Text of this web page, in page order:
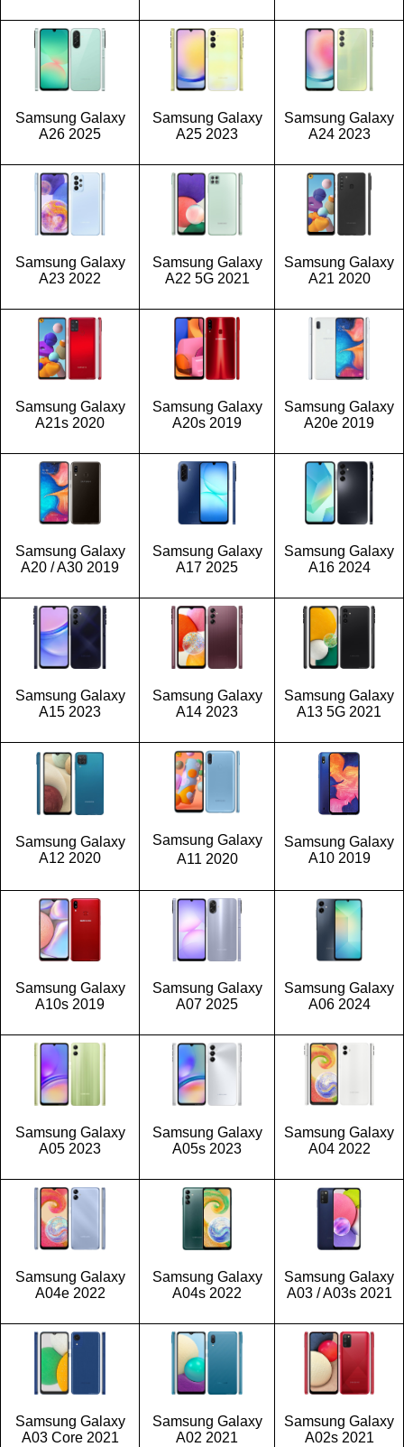
Samsung Galaxy
A26 2025
Samsung Galaxy
A25 2023
Samsung Galaxy
A24 2023
Samsung Galaxy
A23 2022
Samsung Galaxy
A22 5G 2021
Samsung Galaxy
A21 2020
Samsung Galaxy
A21s 2020
Samsung Galaxy
A20s 2019
Samsung Galaxy
A20e 2019
Samsung Galaxy
A20 / A30 2019
Samsung Galaxy
A17 2025
Samsung Galaxy
A16 2024
Samsung Galaxy
A15 2023
Samsung Galaxy
A14 2023
Samsung Galaxy
A13 5G 2021
Samsung Galaxy
A12 2020
Samsung Galaxy
A11 2020
Samsung Galaxy
A10 2019
Samsung Galaxy
A10s 2019
Samsung Galaxy
A07 2025
Samsung Galaxy
A06 2024
Samsung Galaxy
A05 2023
Samsung Galaxy
A05s 2023
Samsung Galaxy
A04 2022
Samsung Galaxy
A04e 2022
Samsung Galaxy
A04s 2022
Samsung Galaxy
A03 / A03s 2021
Samsung Galaxy
A03 Core 2021
Samsung Galaxy
A02 2021
Samsung Galaxy
A02s 2021